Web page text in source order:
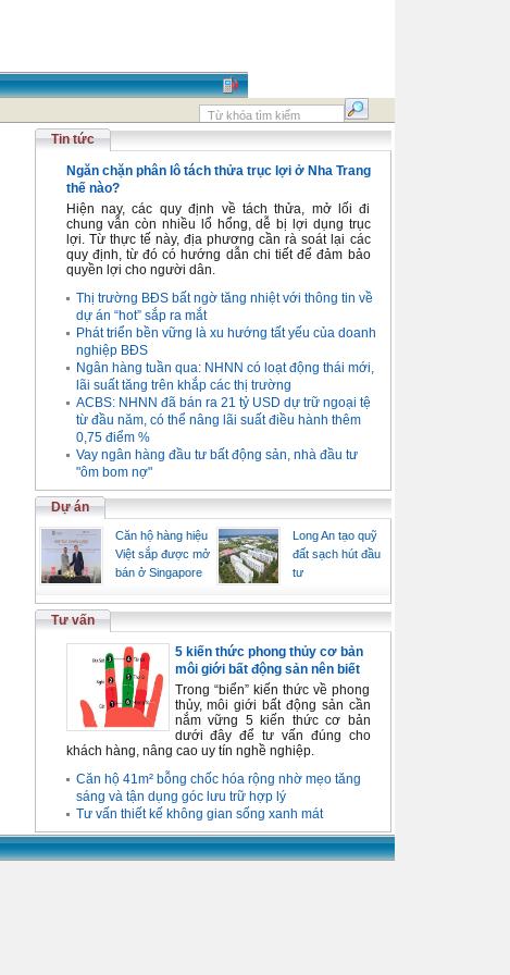
Tin tức
Ngăn chặn phân lô tách thửa trục lợi ở Nha Trang
thế nào?
Hiện nay, các quy định về tách thửa, mở lối đi
chung vẫn còn nhiều lổ hổng, dễ bị lợi dụng trục
lợi. Từ thực tế này, địa phương cần rà soát lại các
quy định, từ đó có hướng dẫn chi tiết để đảm bảo
quyền lợi cho người dân.
Thị trường BĐS bất ngờ tăng nhiệt với thông tin về
dự án “hot” sắp ra mắt
Phát triển bền vững là xu hướng tất yếu của doanh
nghiệp BĐS
Ngân hàng tuần qua: NHNN có loạt động thái mới,
lãi suất tăng trên khắp các thị trường
ACBS: NHNN đã bán ra 21 tỷ USD dự trữ ngoại tệ
từ đầu năm, có thể nâng lãi suất điều hành thêm
0,75 điểm %
Vay ngân hàng đầu tư bất động sản, nhà đầu tư
"ôm bom nợ"
Dự án
Căn hộ hàng hiệu
Việt sắp được mở
bán ở Singapore
Long An tạo quỹ
đất sạch hút đầu
tư
Tư vấn
5 kiến thức phong thủy cơ bản
môi giới bất động sản nên biết
Trong “biển” kiến thức về phong
thủy, môi giới bất động sản cần
nắm vững 5 kiến thức cơ bản
dưới đây để tư vấn đúng cho
khách hàng, nâng cao uy tín nghề nghiệp.
Căn hộ 41m² bỗng chốc hóa rộng nhờ mẹo tăng
sáng và tận dụng góc lưu trữ hợp lý
Tư vấn thiết kế không gian sống xanh mát